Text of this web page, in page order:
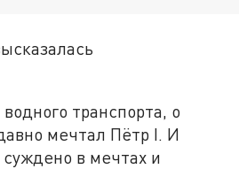
транспорта, о
мечтал Пётр I. И
суждено в мечтах и